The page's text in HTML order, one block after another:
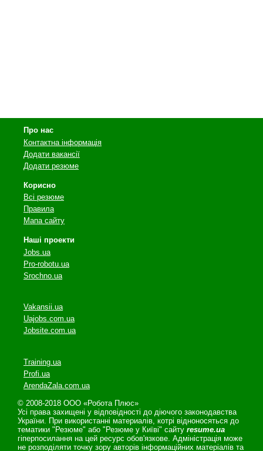
Про нас
Контактна інформація
Додати вакансії
Додати резюме
Корисно
Всі резюме
Правила
Мапа сайту
Наші проекти
Jobs.ua
Pro-robotu.ua
Srochno.ua
Vakansii.ua
Uajobs.com.ua
Jobsite.com.ua
Training.ua
Profi.ua
ArendaZala.com.ua
© 2008-2018 ООО «Робота Плюс»
Усі права захищені у відповідності до діючого законодавства
України. При використанні материалів, котрі відноносяться до
тематики "Резюме" або "Резюме у Київі" сайту resume.ua
гіперпосилання на цей ресурс обов'язкове. Адміністрація може
не розподіляти точку зору авторів інформаційних матеріалів та